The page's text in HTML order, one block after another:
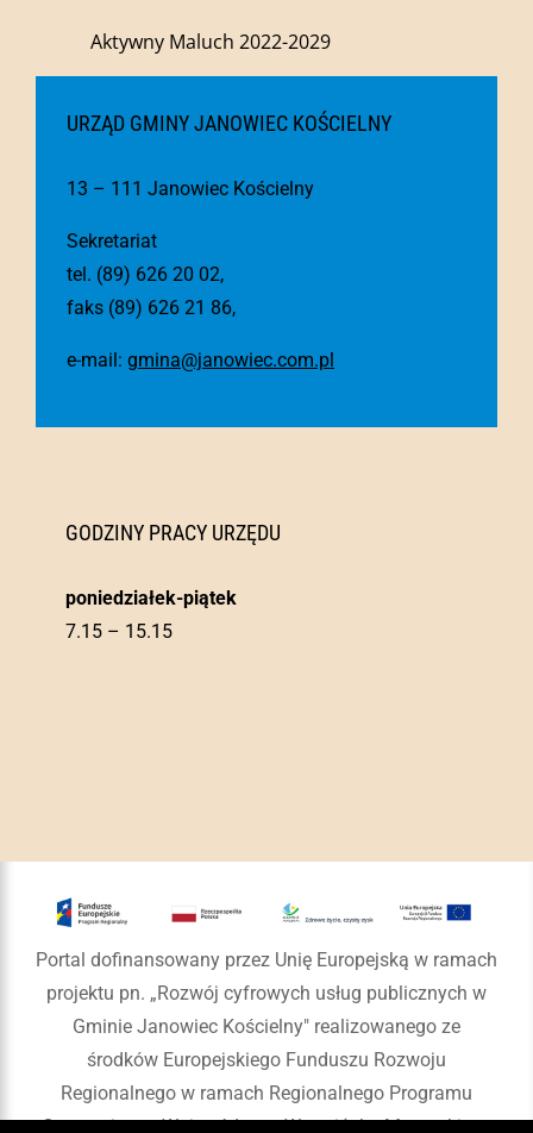
Aktywny Maluch 2022-2029
URZĄD GMINY JANOWIEC KOŚCIELNY
13 – 111 Janowiec Kościelny
Sekretariat
tel. (89) 626 20 02,
faks (89) 626 21 86,
e-mail: gmina@janowiec.com.pl
GODZINY PRACY URZĘDU
poniedziałek-piątek
7.15 – 15.15
Portal dofinansowany przez Unię Europejską w ramach
projektu pn. „Rozwój cyfrowych usług publicznych w
Gminie Janowiec Kościelny" realizowanego ze
środków Europejskiego Funduszu Rozwoju
Regionalnego w ramach Regionalnego Programu
Operacyjnego Województwa Warmińsko-Mazurskiego